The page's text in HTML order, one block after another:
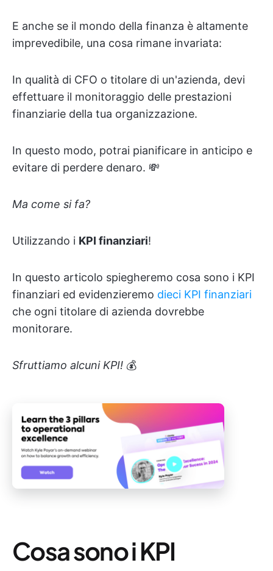
E anche se il mondo della finanza è altamente
imprevedibile, una cosa rimane invariata:
In qualità di CFO o titolare di un'azienda, devi
effettuare il monitoraggio delle prestazioni
finanziarie della tua organizzazione.
In questo modo, potrai pianificare in anticipo e
evitare di perdere denaro. 💸
Ma come si fa?
Utilizzando i KPI finanziari!
In questo articolo spiegheremo cosa sono i KPI
finanziari ed evidenzieremo dieci KPI finanziari
che ogni titolare di azienda dovrebbe
monitorare.
Sfruttiamo alcuni KPI! 💰
Cosa sono i KPI